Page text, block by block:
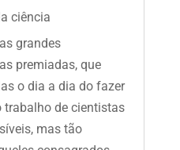
ciência
grandes
premiadas, que
o dia a dia do fazer
trabalho de cientistas
mas tão